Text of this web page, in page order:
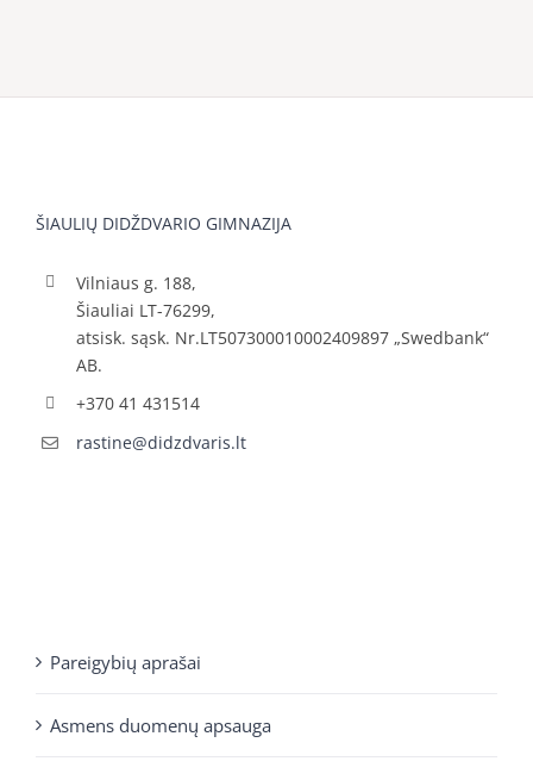
ŠIAULIŲ DIDŽDVARIO GIMNAZIJA
Vilniaus g. 188,
Šiauliai LT-76299,
atsisk. sąsk. Nr.LT507300010002409897 „Swedbank“
AB.
+370 41 431514
rastine@didzdvaris.lt
Pareigybių aprašai
Asmens duomenų apsauga